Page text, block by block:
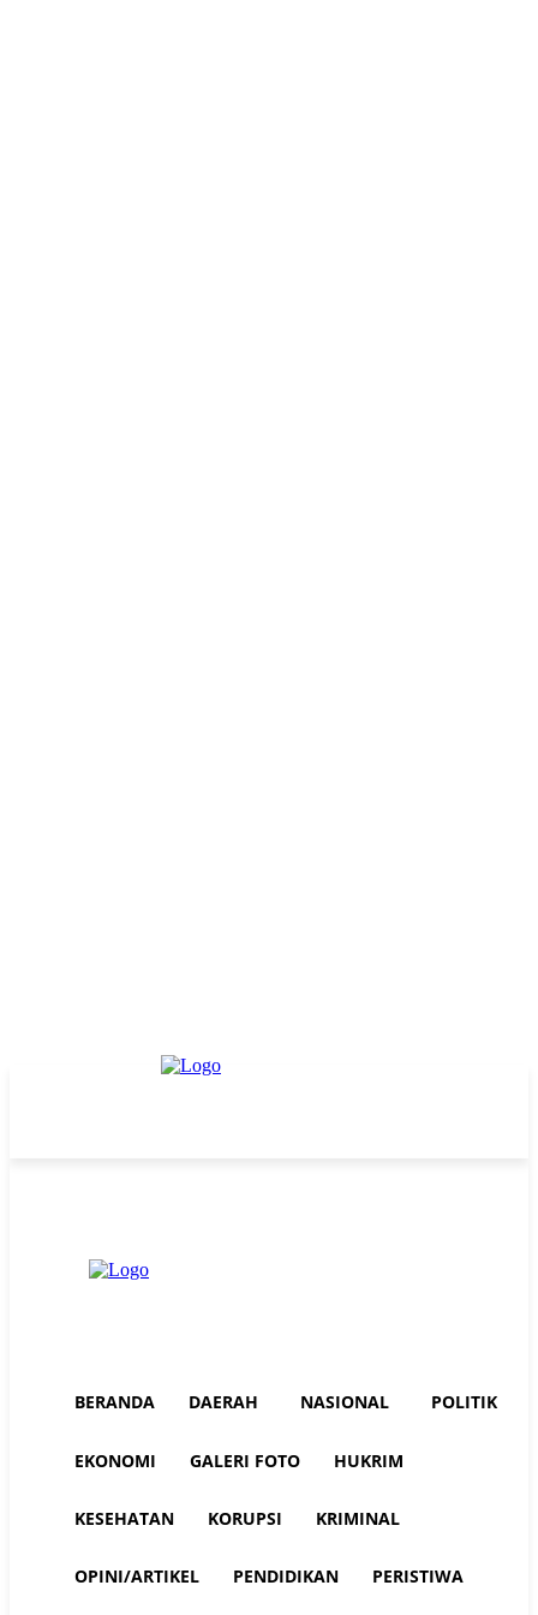
BERANDA DAERAH NASIONAL POLITIK
EKONOMI GALERI FOTO HUKRIM
KESEHATAN KORUPSI KRIMINAL
OPINI/ARTIKEL PENDIDIKAN PERISTIWA